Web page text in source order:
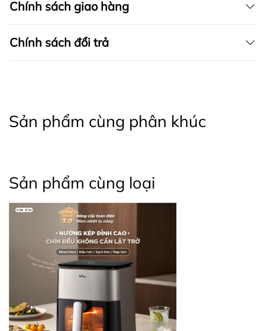
Chính sách giao hàng
Chính sách đổi trả
Sản phẩm cùng phân khúc
Sản phẩm cùng loại